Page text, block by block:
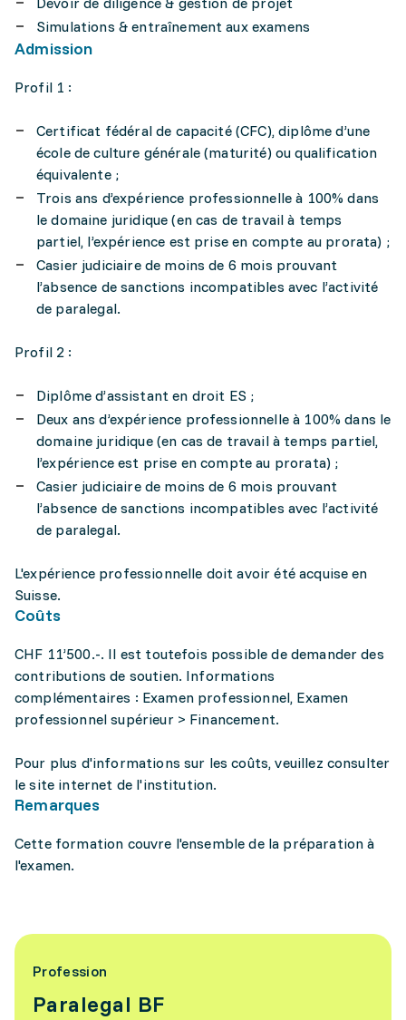
Simulations & entraînement aux examens
Admission
Profil 1 :
Certificat fédéral de capacité (CFC), diplôme d’une
école de culture générale (maturité) ou qualification
équivalente ;
Trois ans d’expérience professionnelle à 100% dans
le domaine juridique (en cas de travail à temps
partiel, l’expérience est prise en compte au prorata) ;
Casier judiciaire de moins de 6 mois prouvant
l’absence de sanctions incompatibles avec l’activité
de paralegal.
Profil 2 :
Diplôme d’assistant en droit ES ;
Deux ans d’expérience professionnelle à 100% dans le
domaine juridique (en cas de travail à temps partiel,
l’expérience est prise en compte au prorata) ;
Casier judiciaire de moins de 6 mois prouvant
l’absence de sanctions incompatibles avec l’activité
de paralegal.
L'expérience professionnelle doit avoir été acquise en
Suisse.
Coûts
CHF 11’500.-. Il est toutefois possible de demander des
contributions de soutien. Informations
complémentaires : Examen professionnel, Examen
professionnel supérieur > Financement.
Pour plus d'informations sur les coûts, veuillez consulter
le site internet de l'institution.
Remarques
Cette formation couvre l'ensemble de la préparation à
l'examen.
Profession
Paralegal BF